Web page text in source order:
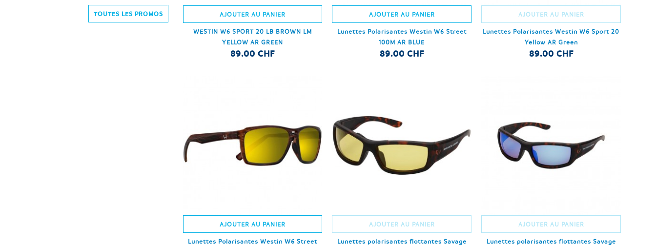
TOUTES LES PROMOS AJOUTER AU PANIER
WESTIN W6 SPORT 20 LB BROWN LM
YELLOW AR GREEN
89.00 CHF
AJOUTER AU PANIER
Lunettes Polarisantes Westin W6 Street
100M AR BLUE
89.00 CHF
AJOUTER AU PANIER
Lunettes Polarisantes Westin W6 Sport 20
Yellow AR Green
89.00 CHF
AJOUTER AU PANIER
Lunettes Polarisantes Westin W6 Street
AJOUTER AU PANIER
Lunettes polarisantes flottantes Savage
AJOUTER AU PANIER
Lunettes polarisantes flottantes Savage